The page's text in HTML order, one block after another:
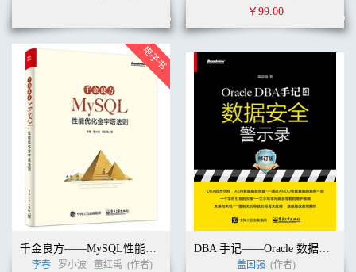
￥99.00
千金良方——MySQL性能优化金字塔法则
李春 罗小波 董红禹 (作者)
DBA 手记——Oracle 数据安全的警示与原则
盖国强 (作者)